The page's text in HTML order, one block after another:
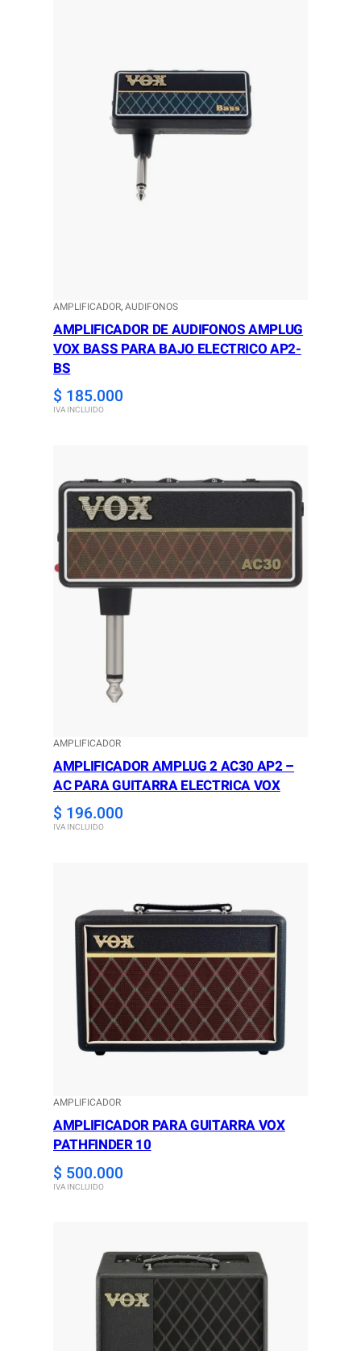
AMPLIFICADOR, AUDIFONOS
AMPLIFICADOR DE AUDIFONOS AMPLUG
VOX BASS PARA BAJO ELECTRICO AP2-
BS
$ 185.000
IVA INCLUIDO
AMPLIFICADOR
AMPLIFICADOR AMPLUG 2 AC30 AP2 –
AC PARA GUITARRA ELECTRICA VOX
$ 196.000
IVA INCLUIDO
AMPLIFICADOR
AMPLIFICADOR PARA GUITARRA VOX
PATHFINDER 10
$ 500.000
IVA INCLUIDO